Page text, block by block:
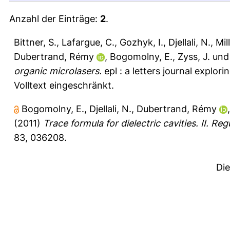
Anzahl der Einträge: 2.
Bittner, S., Lafargue, C., Gozhyk, I., Djellali, N.,
Dubertrand, Rémy
, Bogomolny, E., Zyss, J.
organic microlasers. epl : a letters journal
Volltext eingeschränkt.
Bogomolny, E., Djellali, N., Dubertrand, Rémy
(2011) Trace formula for dielectric cavities. II.
83, 036208.